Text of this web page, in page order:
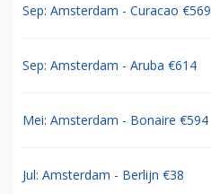
Sep: Amsterdam - Curacao €569
Sep: Amsterdam - Aruba €614
Mei: Amsterdam - Bonaire €594
Jul: Amsterdam - Berlijn €38